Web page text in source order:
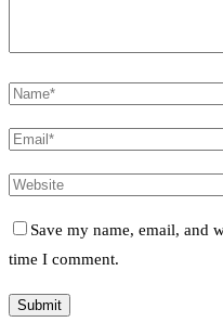
Save my name, email, and
time I comment.